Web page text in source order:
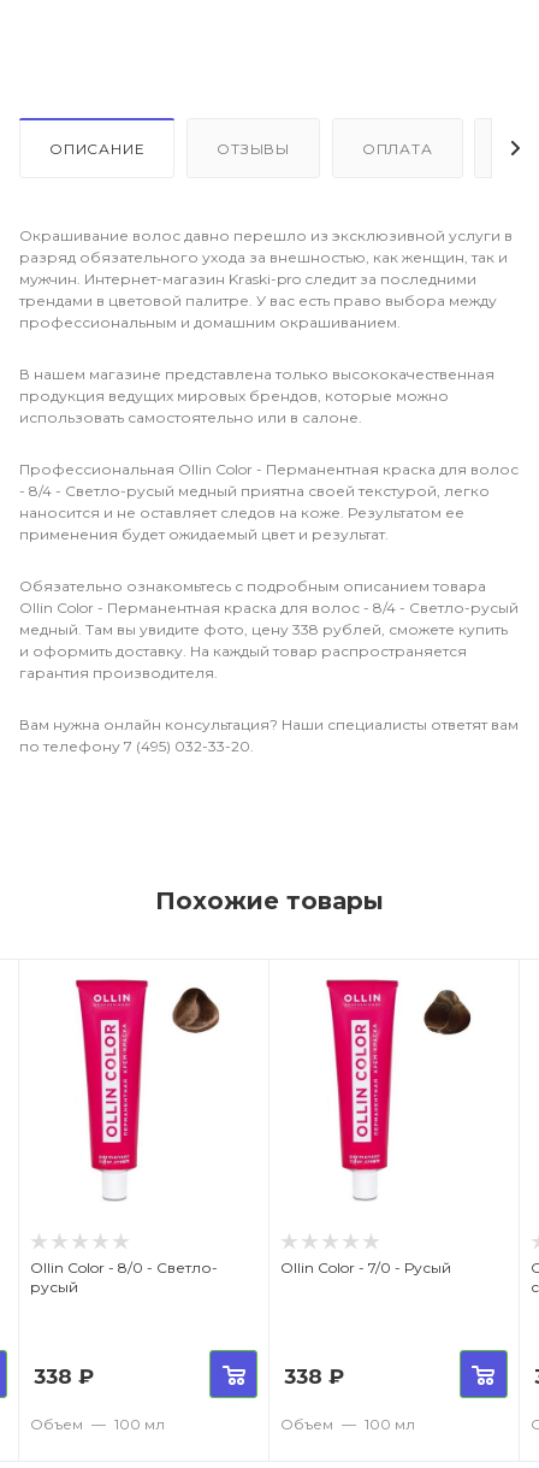
ОПИСАНИЕ ОТЗЫВЫ ОПЛАТА
Окрашивание волос давно перешло из эксклюзивной услуги в
разряд обязательного ухода за внешностью, как женщин, так и
мужчин. Интернет-магазин Kraski-pro следит за последними
трендами в цветовой палитре. У вас есть право выбора между
профессиональным и домашним окрашиванием.
В нашем магазине представлена только высококачественная
продукция ведущих мировых брендов, которые можно
использовать самостоятельно или в салоне.
Профессиональная Ollin Color - Перманентная краска для волос
- 8/4 - Светло-русый медный приятна своей текстурой, легко
наносится и не оставляет следов на коже. Результатом ее
применения будет ожидаемый цвет и результат.
Обязательно ознакомьтесь с подробным описанием товара
Ollin Color - Перманентная краска для волос - 8/4 - Светло-русый
медный. Там вы увидите фото, цену 338 рублей, сможете купить
и оформить доставку. На каждый товар распространяется
гарантия производителя.
Вам нужна онлайн консультация? Наши специалисты ответят вам
по телефону 7 (495) 032-33-20.
Похожие товары
Ollin Color - 8/0 - Светло-
русый
338 ₽
Объем — 100 мл
Ollin Color - 7/0 - Русый
338 ₽
Объем — 100 мл